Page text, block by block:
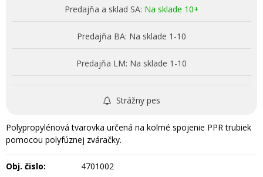
Predajňa a sklad SA: Na sklade 10+
Predajňa BA: Na sklade 1-10
Predajňa LM: Na sklade 1-10
Strážny pes
Polypropylénová tvarovka určená na kolmé spojenie PPR trubiek
pomocou polyfúznej zváračky.
Obj. čislo:
4701002